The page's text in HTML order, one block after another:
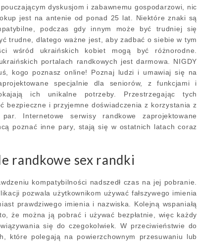
dyskusjom i zabawnemu gospodarzowi, nic
jest na antenie od ponad 25 lat. Niektóre znaki są
podczas gdy innym może być trudniej się
trudne, dlatego ważne jest, aby zadbać o siebie w tym
wśród ukraińskich kobiet mogą być różnorodne.
portalach randkowych jest darmowa. NIGDY
kogo poznasz online! Poznaj ludzi i umawiaj się na
specjalnie dla seniorów, z funkcjami i
ich unikalne potrzeby. Przestrzegając tych
bezpieczne i przyjemne doświadczenia z korzystania z
Internetowe serwisy randkowe zaprojektowane
poznać inne pary, stają się w ostatnich latach coraz
randkowe sex randki
kompatybilności nadszedł czas na jej pobranie.
pozwala użytkownikom używać fałszywego imienia
prawdziwego imienia i nazwiska. Kolejną wspaniałą
że można ją pobrać i używać bezpłatnie, więc każdy
się do czegokolwiek. W przeciwieństwie do
które polegają na powierzchownym przesuwaniu lub